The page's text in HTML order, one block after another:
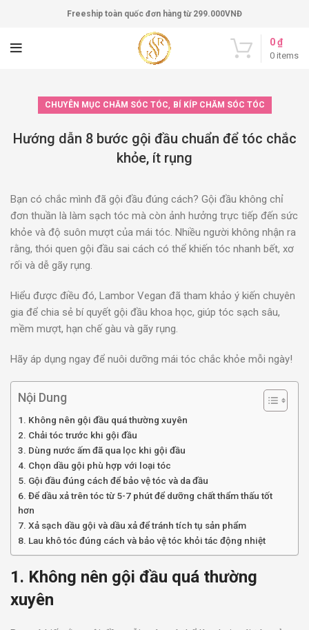
Freeship toàn quốc đơn hàng từ 299.000VNĐ
0 items
0₫
CHUYÊN MỤC CHĂM SÓC TÓC, BÍ KÍP CHĂM SÓC TÓC
Hướng dẫn 8 bước gội đầu chuẩn để tóc chắc
khỏe, ít rụng
Bạn có chắc mình đã gội đầu đúng cách? Gội đầu không chỉ
đơn thuần là làm sạch tóc mà còn ảnh hưởng trực tiếp đến sức
khỏe và độ suôn mượt của mái tóc. Nhiều người không nhận ra
rằng, thói quen gội đầu sai cách có thể khiến tóc nhanh bết, xơ
rối và dễ gãy rụng.
Hiểu được điều đó, Lambor Vegan đã tham khảo ý kiến chuyên
gia để chia sẻ bí quyết gội đầu khoa học, giúp tóc sạch sâu,
mềm mượt, hạn chế gàu và gãy rụng.
Hãy áp dụng ngay để nuôi dưỡng mái tóc chắc khỏe mỗi ngày!
Nội Dung
1. Không nên gội đầu quá thường xuyên
2. Chải tóc trước khi gội đầu
3. Dùng nước ấm đã qua lọc khi gội đầu
4. Chọn dầu gội phù hợp với loại tóc
5. Gội đầu đúng cách để bảo vệ tóc và da đầu
6. Để dầu xả trên tóc từ 5-7 phút để dưỡng chất thẩm thấu tốt
hơn
7. Xả sạch dầu gội và dầu xả để tránh tích tụ sản phẩm
8. Lau khô tóc đúng cách và bảo vệ tóc khỏi tác động nhiệt
1. Không nên gội đầu quá thường
xuyên